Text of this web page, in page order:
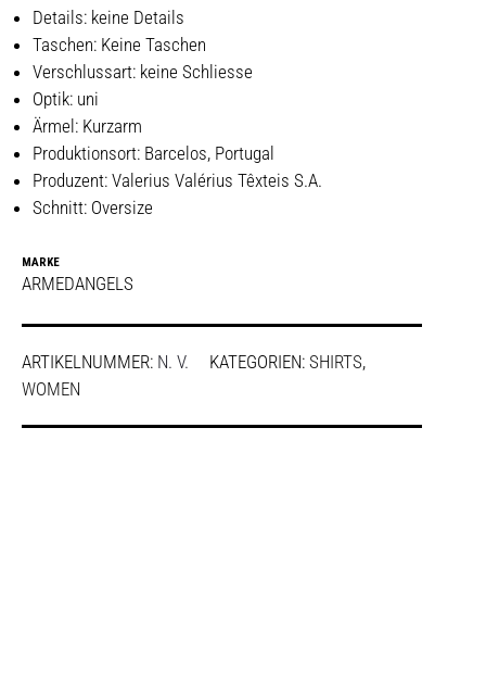
Details: keine Details
Taschen: Keine Taschen
Verschlussart: keine Schliesse
Optik: uni
Ärmel: Kurzarm
Produktionsort: Barcelos, Portugal
Produzent: Valerius Valérius Têxteis S.A.
Schnitt: Oversize
MARKE
ARMEDANGELS
ARTIKELNUMMER: N. V. KATEGORIEN: SHIRTS,
WOMEN